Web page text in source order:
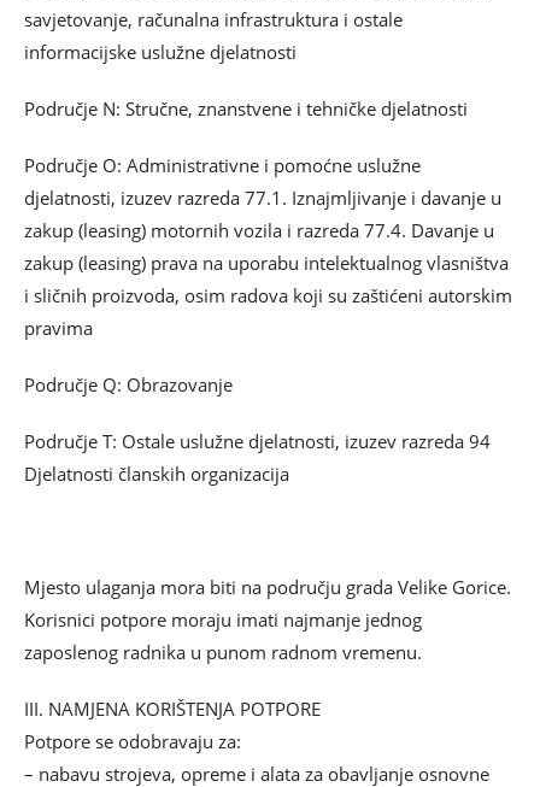
savjetovanje, računalna infrastruktura i ostale
informacijske uslužne djelatnosti
Područje N: Stručne, znanstvene i tehničke djelatnosti
Područje O: Administrativne i pomoćne uslužne
djelatnosti, izuzev razreda 77.1. Iznajmljivanje i davanje u
zakup (leasing) motornih vozila i razreda 77.4. Davanje u
zakup (leasing) prava na uporabu intelektualnog vlasništva
i sličnih proizvoda, osim radova koji su zaštićeni autorskim
pravima
Područje Q: Obrazovanje
Područje T: Ostale uslužne djelatnosti, izuzev razreda 94
Djelatnosti članskih organizacija
Mjesto ulaganja mora biti na području grada Velike Gorice.
Korisnici potpore moraju imati najmanje jednog
zaposlenog radnika u punom radnom vremenu.
III. NAMJENA KORIŠTENJA POTPORE
Potpore se odobravaju za:
– nabavu strojeva, opreme i alata za obavljanje osnovne